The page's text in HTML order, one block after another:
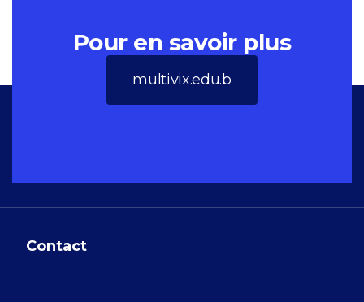
Pour en savoir plus
multivix.edu.b
Contact